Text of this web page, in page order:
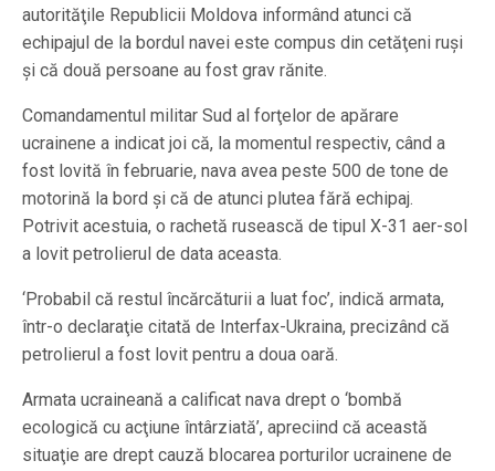
autorităţile Republicii Moldova informând atunci că
echipajul de la bordul navei este compus din cetăţeni ruşi
şi că două persoane au fost grav rănite.
Comandamentul militar Sud al forţelor de apărare
ucrainene a indicat joi că, la momentul respectiv, când a
fost lovită în februarie, nava avea peste 500 de tone de
motorină la bord şi că de atunci plutea fără echipaj.
Potrivit acestuia, o rachetă rusească de tipul X-31 aer-sol
a lovit petrolierul de data aceasta.
‘Probabil că restul încărcăturii a luat foc’, indică armata,
într-o declaraţie citată de Interfax-Ukraina, precizând că
petrolierul a fost lovit pentru a doua oară.
Armata ucraineană a calificat nava drept o ‘bombă
ecologică cu acţiune întârziată’, apreciind că această
situaţie are drept cauză blocarea porturilor ucrainene de